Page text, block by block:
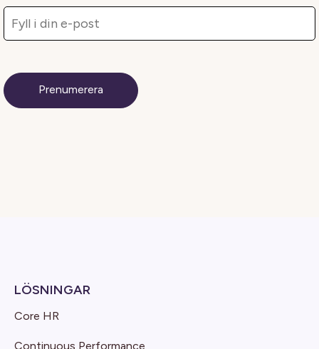
LÖSNINGAR
Core HR
Continuous Performance